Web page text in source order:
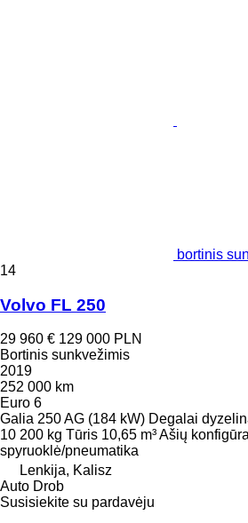
bortinis
14
Volvo FL 250
29 960 € 129 000 PLN
Bortinis sunkvežimis
2019
252 000 km
Euro 6
Galia 250 AG (184 kW) Degalai
10 200 kg Tūris 10,65 m³Ašių
spyruoklė/pneumatika
Lenkija, Kalisz
Auto Drob
Susisiekite su pardavėju